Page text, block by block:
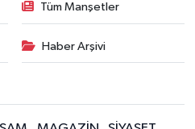
Tüm Manşetler
Haber Arşivi